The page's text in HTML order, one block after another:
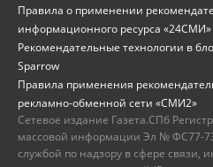
Правила о применении
информационного ресурса «24СМИ»
Рекомендательные технологии в
Sparrow
Правила применения
рекламно-обменной сети «СМИ2»
Сетевое издание Газета.СПб
массовой информации Эл № ФС77-
службой по надзору в сфере связи,